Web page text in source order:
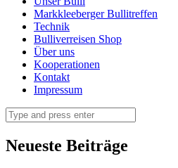
VERREISEN
Markkleeberger Bullitreffen
Technik
Bulliverreisen Shop
Über uns
Kooperationen
Kontakt
Impressum
Search
Neueste Beiträge